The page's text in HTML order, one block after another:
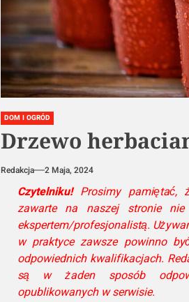
DOM I OGRÓD
Drzewo
Redakcja 2 Maja, 2024
Czytelniku!Prosimy pamiętać,
zawarte na naszej stronie
ekspertem/profesjonalistą.
w praktyce zawsze powinno
odpowiednich kwalifikacjach.
są w żaden sposób
opublikowanych w serwisie.